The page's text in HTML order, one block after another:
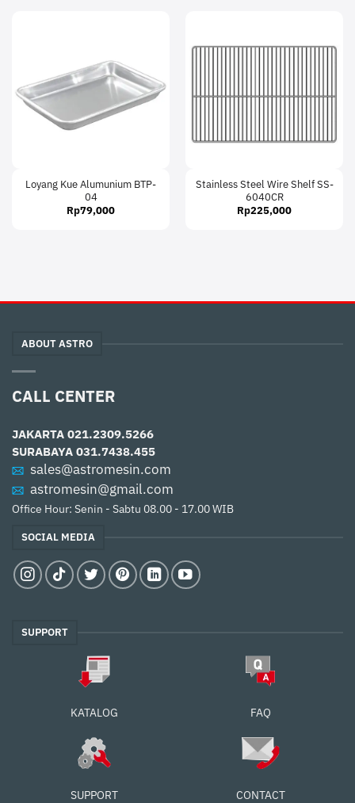
Loyang Kue Alumunium BTP-
04
Rp79,000
Stainless Steel Wire Shelf SS-
6040CR
Rp225,000
ABOUT ASTRO
CALL CENTER
JAKARTA 021.2309.5266
SURABAYA 031.7438.455
sales@astromesin.com
astromesin@gmail.com
Office Hour: Senin - Sabtu 08.00 - 17.00 WIB
SOCIAL MEDIA
SUPPORT
KATALOG FAQ
SUPPORT CONTACT